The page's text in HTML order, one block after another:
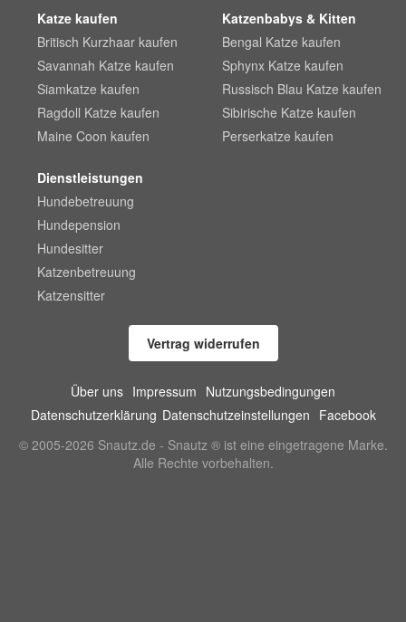
Katze kaufen
Britisch Kurzhaar kaufen
Savannah Katze kaufen
Siamkatze kaufen
Ragdoll Katze kaufen
Maine Coon kaufen
Katzenbabys & Kitten
Bengal Katze kaufen
Sphynx Katze kaufen
Russisch Blau Katze kaufen
Sibirische Katze kaufen
Perserkatze kaufen
Dienstleistungen
Hundebetreuung
Hundepension
Hundesitter
Katzenbetreuung
Katzensitter
Vertrag widerrufen
Über uns Impressum Nutzungsbedingungen
Datenschutzerklärung Datenschutzeinstellungen Facebook
© 2005-2026 Snautz.de - Snautz ® ist eine eingetragene Marke.
Alle Rechte vorbehalten.